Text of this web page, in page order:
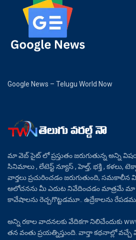
Google News – Telugu World Now
మా వెబ్ సైట్ లో ప్రస్తుతం జరుగుతున్న అన్ని
సినిమాలు , లేటెస్ట్ న్యూస్ , హెల్త్, భక్తి , కళలు,
వార్తలు ప్రచురించడం జరుగుతుంది,
ఆలోచనను మీ ఎదుట నివేదించడం మాత్రమే మా
కావేషాలను రెచ్చగొట్టడమూ.. ఉద్రేకాలను
అన్ని రకాల వాదనలకు వేదికగా నిలిచేందుకు
తన వంతు ప్రయత్నిస్తుంది. వార్తా కథనాల్లో వచ్చే